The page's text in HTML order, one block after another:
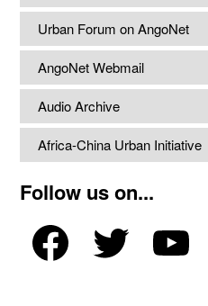
Urban Forum on AngoNet
AngoNet Webmail
Audio Archive
Africa-China Urban Initiative
Follow us on...